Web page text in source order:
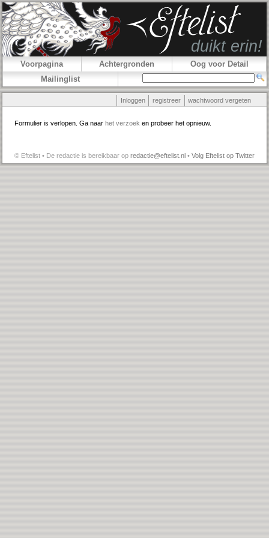
Voorpagina Achtergronden
Oog voor Detail
Mailinglist
Inloggen registreer wachtwoord vergeten
Formulier is verlopen. Ga naar het verzoek en probeer het opnieuw.
© Eftelist • De redactie is bereikbaar op redactie@eftelist.nl • Volg Eftelist op Twitter